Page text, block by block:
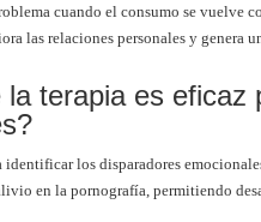
cuando el consumo se vuelve
las relaciones personales y genera
la terapia es eficaz
identificar los disparadores
en la pornografía, permitiendo